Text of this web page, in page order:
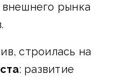
внешнего рынка
строилась на
: развитие